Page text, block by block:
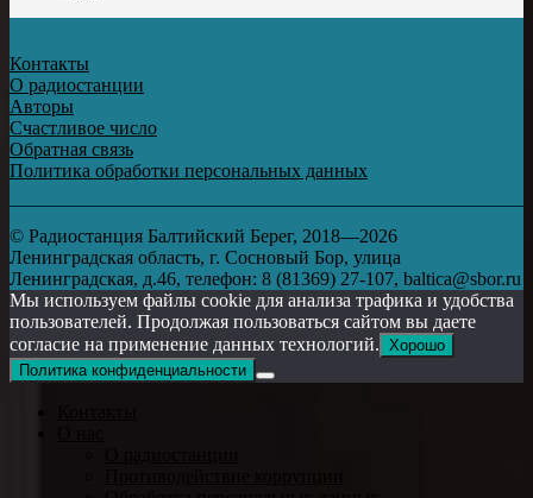
Контакты
О радиостанции
Авторы
Счастливое число
Обратная связь
Политика обработки персональных данных
© Радиостанция Балтийский Берег, 2018—2026
Ленинградская область, г. Сосновый Бор, улица
Ленинградская, д.46, телефон: 8 (81369) 27-107, baltica@sbor.ru
Мы используем файлы cookie для анализа трафика и удобства
пользователей. Продолжая пользоваться сайтом вы даете
согласие на применение данных технологий. Хорошо
Политика конфиденциальности